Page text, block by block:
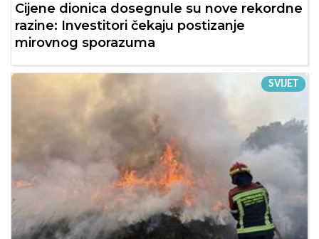
Cijene dionica dosegnule su nove rekordne
razine: Investitori čekaju postizanje
mirovnog sporazuma
SVIJET